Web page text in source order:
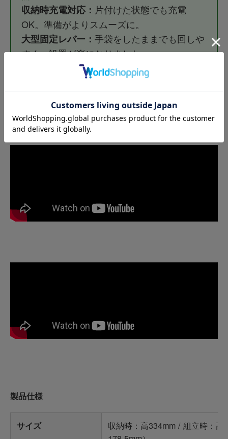
収納時充電対応： 片付けた状態でも充電
OK。準備がよりスムーズに。
大型固定レバー： 手袋をしたままでも回しや
すく、設置が楽になりました。
高視認グリーン液晶：炎天下でも残量や設定
が一目でわかります。
新登場。
製品仕様
サイズ
収納時：高334mm / 組立時：高